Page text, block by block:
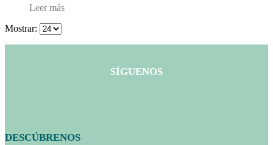
Leer más
Mostrar:
SÍGUENOS
DESCÚBRENOS